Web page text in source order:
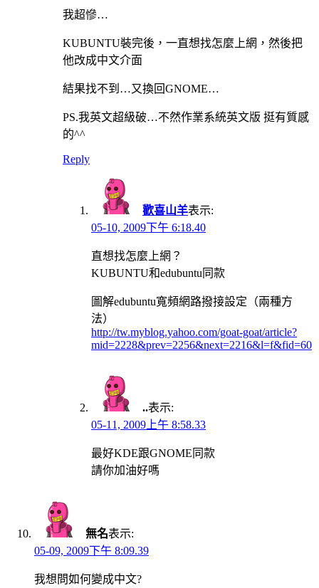
我超慘…
KUBUNTU裝完後，一直想找怎麼上網，然後把
他改成中文介面
結果找不到…又換回GNOME…
PS.我英文超級破…不然作業系統英文版 挺有質感
的^^
Reply
歡喜山羊表示:
05-10, 2009下午 6:18.40
直想找怎麼上網？
KUBUNTU和edubuntu同款
圖解edubuntu寬頻網路撥接設定（兩種方
法）
http://tw.myblog.yahoo.com/goat-goat/article?
mid=2228&prev=2256&next=2216&l=f&fid=60
..表示:
05-11, 2009上午 8:58.33
最好KDE跟GNOME同款
請你加油好嗎
無名表示:
05-09, 2009下午 8:09.39
我想問如何變成中文?